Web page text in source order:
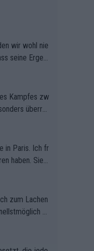
wir wohl nie
seine Ergeb
Kampfes zw
überras
in Paris. Ich fr
haben. Sie s
zum Lachen
na